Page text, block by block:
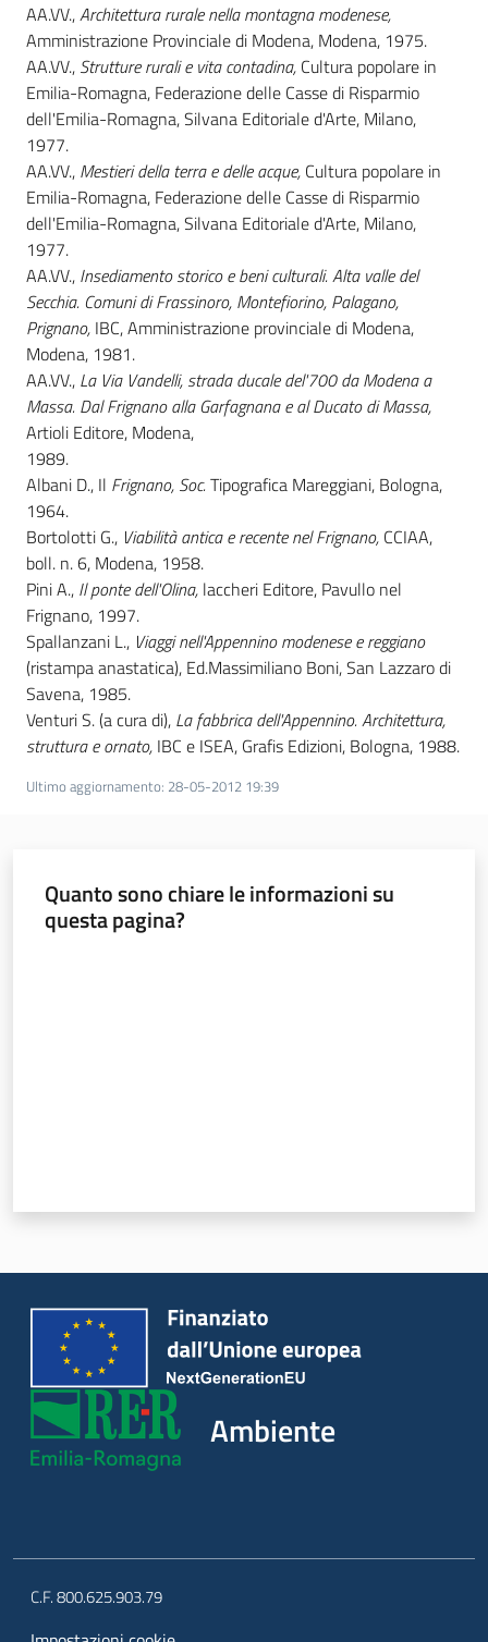
AA.VV.,Architettura rurale nella montagna modenese,
Amministrazione Provinciale di Modena, Modena, 1975.
AA.VV., Strutture rurali e vita contadina, Cultura popolare in
Emilia-Romagna, Federazione delle Casse di Risparmio
dell'Emilia-Romagna, Silvana Editoriale d'Arte, Milano,
1977.
AA.VV., Mestieri della terra e delle acque, Cultura popolare in
Emilia-Romagna, Federazione delle Casse di Risparmio
dell'Emilia-Romagna, Silvana Editoriale d'Arte, Milano,
1977.
AA.VV., Insediamento storico e beni culturali. Alta valle del
Secchia. Comuni di Frassinoro, Montefiorino, Palagano,
Prignano, IBC, Amministrazione provinciale di Modena,
Modena, 1981.
AA.VV., La Via Vandelli, strada ducale del'700 da Modena a
Massa. Dal Frignano alla Garfagnana e al Ducato di Massa,
Artioli Editore, Modena,
1989.
Albani D., Il Frignano, Soc. Tipografica Mareggiani, Bologna,
1964.
Bortolotti G., Viabilità antica e recente nel Frignano, CCIAA,
boll. n. 6, Modena, 1958.
Pini A., Il ponte dell'Olina, laccheri Editore, Pavullo nel
Frignano, 1997.
Spallanzani L., Viaggi nell'Appennino modenese e reggiano
(ristampa anastatica), Ed.Massimiliano Boni, San Lazzaro di
Savena, 1985.
Venturi S. (a cura di), La fabbrica dell'Appennino. Architettura,
struttura e ornato, IBC e ISEA, Grafis Edizioni, Bologna, 1988.
Ultimo aggiornamento: 28-05-2012 19:39
Quanto sono chiare le informazioni su
questa pagina?
Ambiente
C.F. 800.625.903.79